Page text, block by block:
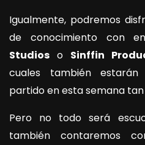
Igualmente, podremos
de conocimiento con
Studios o Sinffin
cuales también
partido en esta semana
Pero no todo será
también contaremos